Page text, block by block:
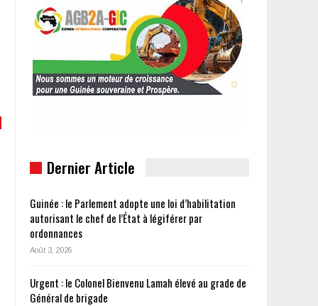
Dernier Article
Guinée : le Parlement adopte une loi d’habilitation
autorisant le chef de l’État à légiférer par
ordonnances
Août 3, 2026
Urgent : le Colonel Bienvenu Lamah élevé au grade de
Général de brigade